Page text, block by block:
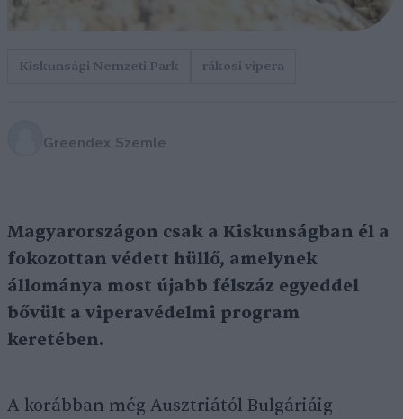
Kiskunsági Nemzeti Park rákosi vipera
Greendex Szemle
Magyarországon csak a Kiskunságban él a
fokozottan védett hüllő, amelynek
állománya most újabb félszáz egyeddel
bővült a viperavédelmi program
keretében.
A korábban még Ausztriától Bulgáriáig